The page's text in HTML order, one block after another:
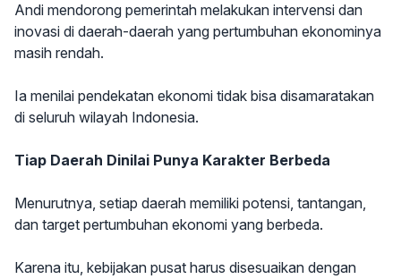
Andi mendorong pemerintah melakukan intervensi dan
inovasi di daerah-daerah yang pertumbuhan ekonominya
masih rendah.
Ia menilai pendekatan ekonomi tidak bisa disamaratakan
di seluruh wilayah Indonesia.
Tiap Daerah Dinilai Punya Karakter Berbeda
Menurutnya, setiap daerah memiliki potensi, tantangan,
dan target pertumbuhan ekonomi yang berbeda.
Karena itu, kebijakan pusat harus disesuaikan dengan